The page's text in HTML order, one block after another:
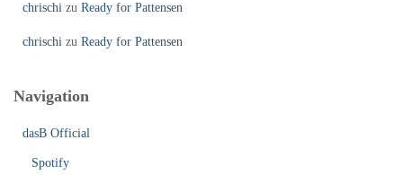
chrischi zu Ready for Pattensen
chrischi zu Ready for Pattensen
Navigation
dasB Official
Spotify